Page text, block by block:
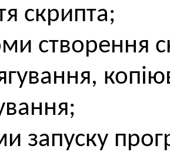
скрипта;
створення
запуску